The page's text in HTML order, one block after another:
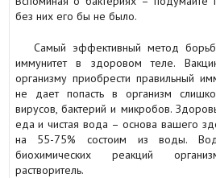
без них его бы не было.
Самый эффективный метод
иммунитет в здоровом теле.
организму приобрести правильный
не дает попасть в организм
вирусов, бактерий и микробов.
еда и чистая вода – основа вашего
на 55-75% состоим из воды.
биохимических реакций
растворитель.